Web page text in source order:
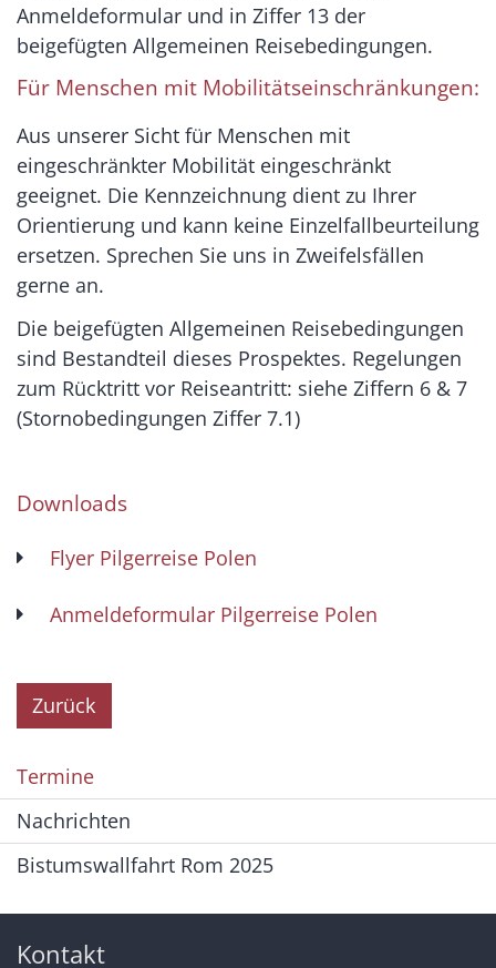
Anmeldeformular und in Ziffer 13 der
beigefügten Allgemeinen Reisebedingungen.
Für Menschen mit Mobilitätseinschränkungen:
Aus unserer Sicht für Menschen mit
eingeschränkter Mobilität eingeschränkt
geeignet. Die Kennzeichnung dient zu Ihrer
Orientierung und kann keine Einzelfallbeurteilung
ersetzen. Sprechen Sie uns in Zweifelsfällen
gerne an.
Die beigefügten Allgemeinen Reisebedingungen
sind Bestandteil dieses Prospektes. Regelungen
zum Rücktritt vor Reiseantritt: siehe Ziffern 6 & 7
(Stornobedingungen Ziffer 7.1)
Downloads
Flyer Pilgerreise Polen
Anmeldeformular Pilgerreise Polen
Zurück
Termine
Nachrichten
Bistumswallfahrt Rom 2025
Kontakt